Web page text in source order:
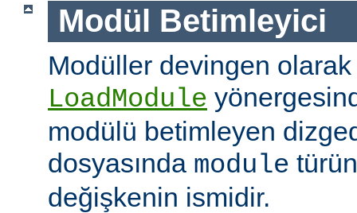
Modül Betimleyici
Modüller devingen
LoadModule
modülü betimleyen
dosyasında module
değişkenin ismidir.